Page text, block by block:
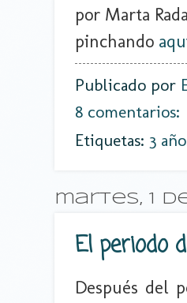
por Marta
pinchando
Publicado por
8 comentarios:
Etiquetas: 3
martes, 1
El periodo
Después del